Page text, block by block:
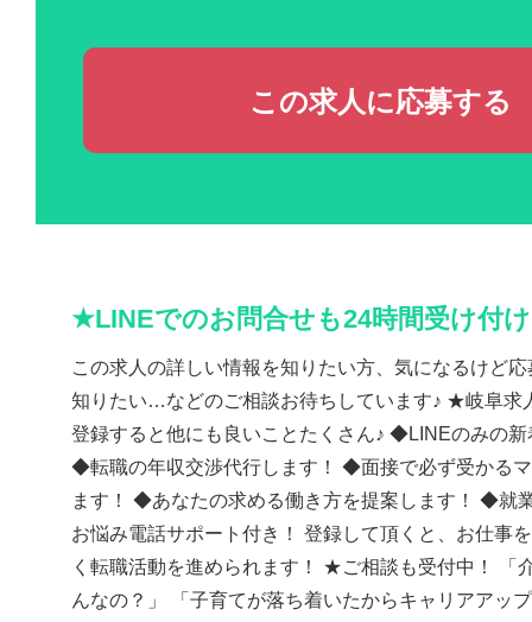
この求人に応募する
★LINEでのお問合せも24時間受け付
この求人の詳しい情報を知りたい方、気になるけど
知りたい…などのご相談お待ちしています♪ ★岐阜求
登録すると他にも良いことたくさん♪ ◆LINEのみの
◆転職の年収交渉代行します！ ◆面接で必ず受かる
ます！ ◆あなたの求める働き方を提案します！ ◆就
お悩み電話サポート付き！ 登録して頂くと、お仕事
く転職活動を進められます！ ★ご相談も受付中！ 「
んなの？」 「子育てが落ち着いたからキャリアアッ